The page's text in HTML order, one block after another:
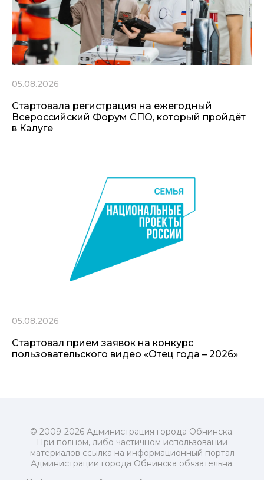
05.08.2026
Стартовала регистрация на ежегодный
Всероссийский Форум СПО, который пройдёт
в Калуге
05.08.2026
Стартовал прием заявок на конкурс
пользовательского видео «Отец года – 2026»
© 2009-2026 Администрация города Обнинска.
При полном, либо частичном использовании
материалов ссылка на информационный портал
Администрации города Обнинска обязательна.